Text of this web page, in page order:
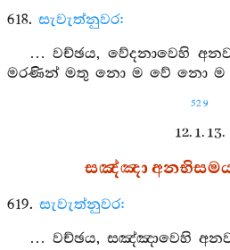
618. සැවැත්නුවර:
… වච්ඡය, වේදනාවෙහි
මරණින් මතු නො ම වේ නො
529
12. 1. 13.
සඤ්ඤා අනභිසමය
619. සැවැත්නුවර:
… වච්ඡය, සඤ්ඤාවෙහි